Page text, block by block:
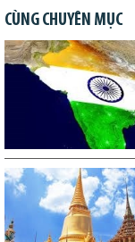
CÙNG CHUYÊN MỤC